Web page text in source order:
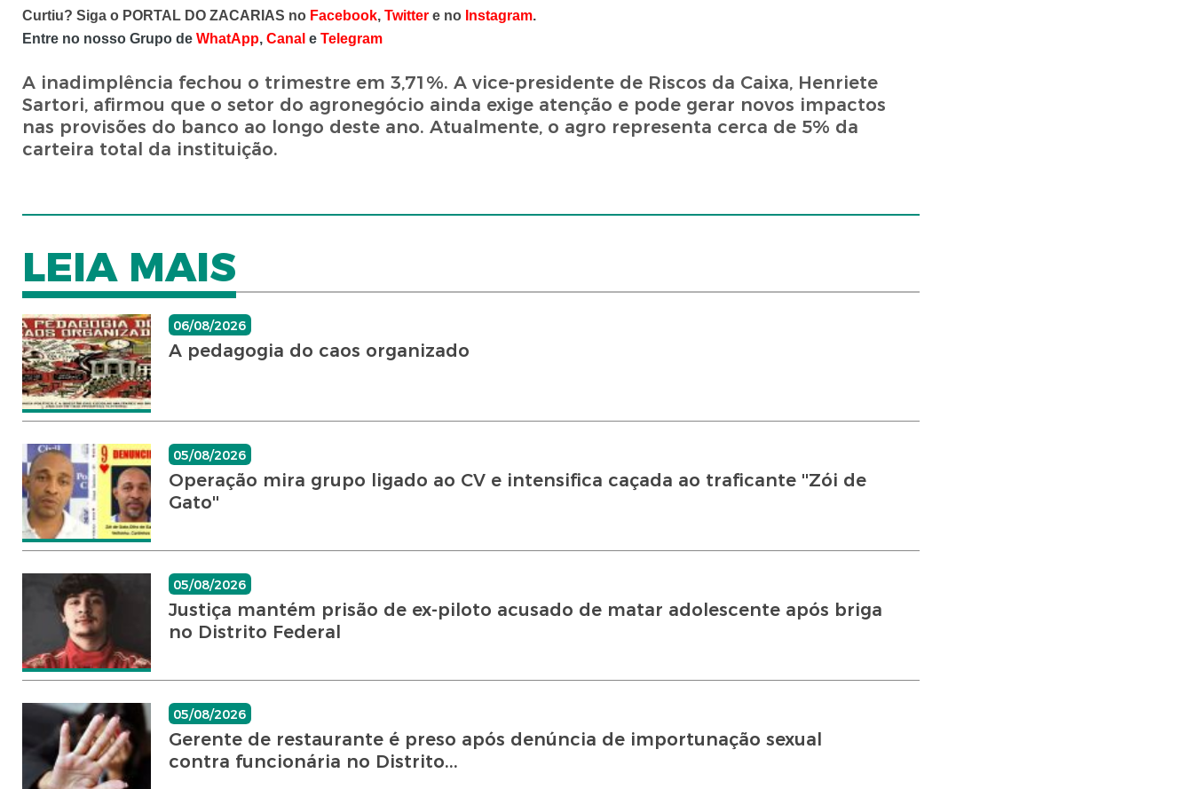
Curtiu? Siga o PORTAL DO ZACARIAS no Facebook, Twittere no Instagram.
Entre no nosso Grupo de WhatApp, Canal e Telegram
A inadimplência fechou o trimestre em 3,71%. A vice-presidente de Riscos da Caixa, Henriete
Sartori, afirmou que o setor do agronegócio ainda exige atenção e pode gerar novos impactos
nas provisões do banco ao longo deste ano. Atualmente, o agro representa cerca de 5% da
carteira total da instituição.
LEIA MAIS
06/08/2026
A pedagogia do caos organizado
05/08/2026
Operação mira grupo ligado ao CV e intensifica caçada ao traficante ''Zói de
Gato''
05/08/2026
Justiça mantém prisão de ex-piloto acusado de matar adolescente após briga
no Distrito Federal
05/08/2026
Gerente de restaurante é preso após denúncia de importunação sexual
contra funcionária no Distrito...